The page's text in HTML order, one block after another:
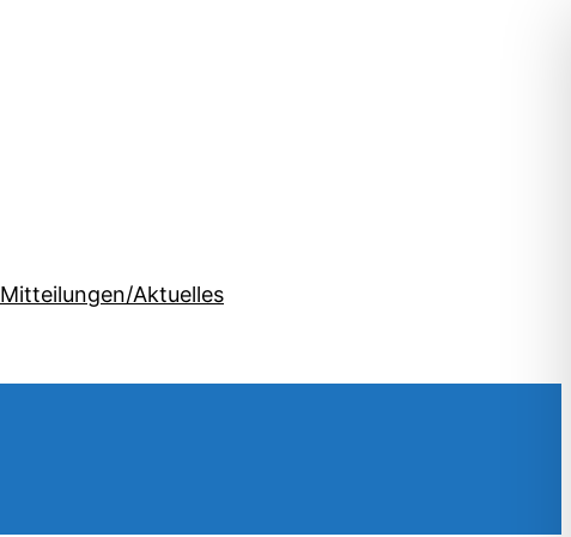
Mitteilungen/Aktuelles